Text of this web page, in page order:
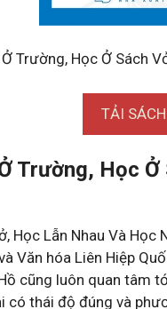
Trường, Học Ở Sách
TẢI
Trường, Học
Học Lẫn Nhau Và Học
Văn hóa Liên Hiệp
cũng luôn quan tâm
thái độ đúng và